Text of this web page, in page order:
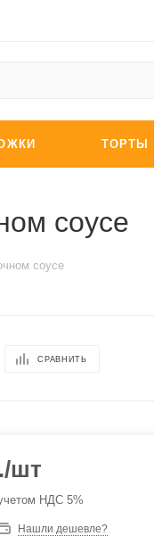
ТОРТЫ
соусе
соусе
СРАВНИТЬ
/шт
НДС 5%
Нашли дешевле?